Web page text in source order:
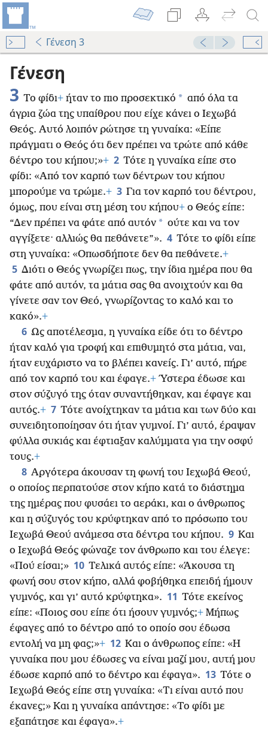
Γένεση 3
Γένεση
3 Το φίδι+ ήταν το πιο προσεκτικό * από όλα τα
άγρια ζώα της υπαίθρου που είχε κάνει ο Ιεχωβά
Θεός. Αυτό λοιπόν ρώτησε τη γυναίκα: «Είπε
πράγματι ο Θεός ότι δεν πρέπει να τρώτε από κάθε
δέντρο του κήπου;»+ 2 Τότε η γυναίκα είπε στο
φίδι: «Από τον καρπό των δέντρων του κήπου
μπορούμε να τρώμε.+ 3 Για τον καρπό του δέντρου,
όμως, που είναι στη μέση του κήπου+ ο Θεός είπε:
“Δεν πρέπει να φάτε από αυτόν * ούτε και να τον
αγγίξετε· αλλιώς θα πεθάνετε”». 4 Τότε το φίδι είπε
στη γυναίκα: «Οπωσδήποτε δεν θα πεθάνετε.+
5 Διότι ο Θεός γνωρίζει πως, την ίδια ημέρα που θα
φάτε από αυτόν, τα μάτια σας θα ανοιχτούν και θα
γίνετε σαν τον Θεό, γνωρίζοντας το καλό και το
κακό».+
6 Ως αποτέλεσμα, η γυναίκα είδε ότι το δέντρο
ήταν καλό για τροφή και επιθυμητό στα μάτια, ναι,
ήταν ευχάριστο να το βλέπει κανείς. Γι’ αυτό, πήρε
από τον καρπό του και έφαγε.+ Ύστερα έδωσε και
στον σύζυγό της όταν συναντήθηκαν, και έφαγε και
αυτός.+ 7 Τότε ανοίχτηκαν τα μάτια και των δύο και
συνειδητοποίησαν ότι ήταν γυμνοί. Γι’ αυτό, έραψαν
φύλλα συκιάς και έφτιαξαν καλύμματα για την οσφύ
τους.+
8 Αργότερα άκουσαν τη φωνή του Ιεχωβά Θεού,
ο οποίος περπατούσε στον κήπο κατά το διάστημα
της ημέρας που φυσάει το αεράκι, και ο άνθρωπος
και η σύζυγός του κρύφτηκαν από το πρόσωπο του
Ιεχωβά Θεού ανάμεσα στα δέντρα του κήπου. 9 Και
ο Ιεχωβά Θεός φώναζε τον άνθρωπο και του έλεγε:
«Πού είσαι;» 10 Τελικά αυτός είπε: «Άκουσα τη
φωνή σου στον κήπο, αλλά φοβήθηκα επειδή ήμουν
γυμνός, και γι’ αυτό κρύφτηκα». 11 Τότε εκείνος
είπε: «Ποιος σου είπε ότι ήσουν γυμνός;+ Μήπως
έφαγες από το δέντρο από το οποίο σου έδωσα
εντολή να μη φας;»+ 12 Και ο άνθρωπος είπε: «Η
γυναίκα που μου έδωσες να είναι μαζί μου, αυτή μου
έδωσε καρπό από το δέντρο και έφαγα». 13 Τότε ο
Ιεχωβά Θεός είπε στη γυναίκα: «Τι είναι αυτό που
έκανες;» Και η γυναίκα απάντησε: «Το φίδι με
εξαπάτησε και έφαγα».+